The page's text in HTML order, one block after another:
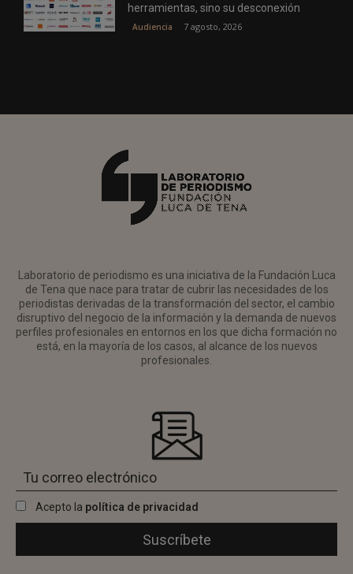
herramientas, sino su desconexión
Audiencia 7 agosto, 2026
Laboratorio de periodismo es una iniciativa de la Fundación Luca
de Tena que nace para tratar de cubrir las necesidades de los
periodistas derivadas de la transformación del sector, el cambio
disruptivo del negocio de la información y la demanda de nuevos
perfiles profesionales en entornos en los que dicha formación no
está, en la mayoría de los casos, al alcance de los nuevos
profesionales.
Acepto la política de privacidad